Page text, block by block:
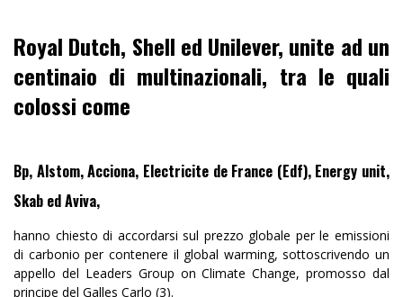
Royal Dutch, Shell ed Unilever, unite ad un
centinaio di multinazionali, tra le quali
colossi come
Bp, Alstom, Acciona, Electricite de France (Edf), Energy unit,
Skab ed Aviva,
hanno chiesto di accordarsi sul prezzo globale per le emissioni
di carbonio per contenere il global warming, sottoscrivendo un
appello del Leaders Group on Climate Change, promosso dal
principe del Galles Carlo (3).